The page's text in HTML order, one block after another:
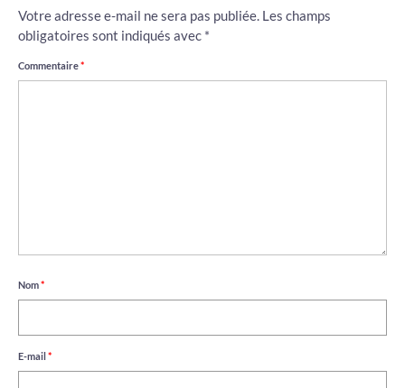
Votre adresse e-mail ne sera pas publiée. Les champs
obligatoires sont indiqués avec *
Commentaire*
Nom*
E-mail*